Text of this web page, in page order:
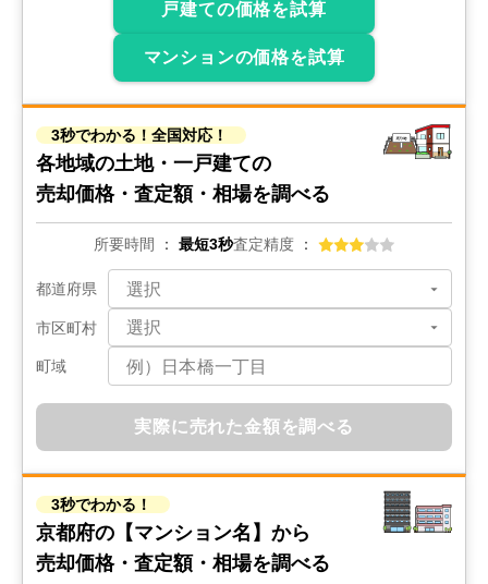
戸建ての価格を試算
マンションの価格を試算
3秒でわかる！全国対応！
各地域の土地・一戸建ての
売却価格・査定額・相場を調べる
所要時間 最短3秒査定精度
都道府県
市区町村
町域
実際に売れた金額を調べる
3秒でわかる！
京都府の 【マンション名】から
売却価格・査定額・相場を調べる